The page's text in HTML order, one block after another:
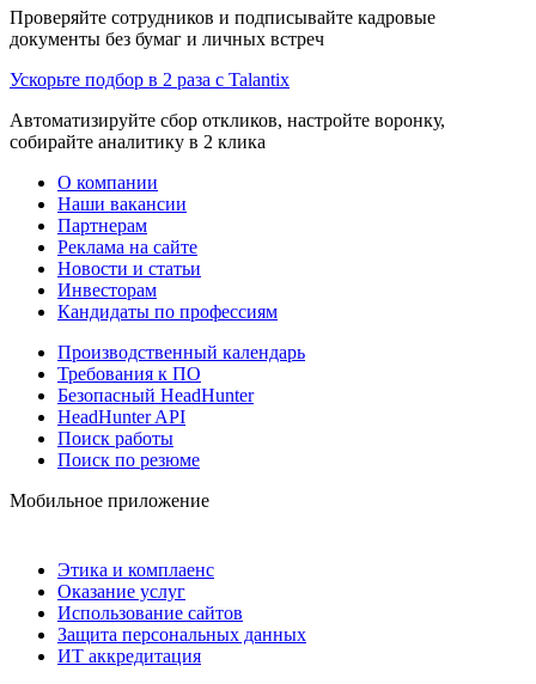
Проверяйте сотрудников и подписывайте кадровые
документы без бумаг и личных встреч
Ускорьте подбор в 2 раза с Talantix
Автоматизируйте сбор откликов, настройте воронку,
собирайте аналитику в 2 клика
О компании
Наши вакансии
Партнерам
Реклама на сайте
Новости и статьи
Инвесторам
Кандидаты по профессиям
Производственный календарь
Требования к ПО
Безопасный HeadHunter
HeadHunter API
Поиск работы
Поиск по резюме
Мобильное приложение
Этика и комплаенс
Оказание услуг
Использование сайтов
Защита персональных данных
ИТ аккредитация